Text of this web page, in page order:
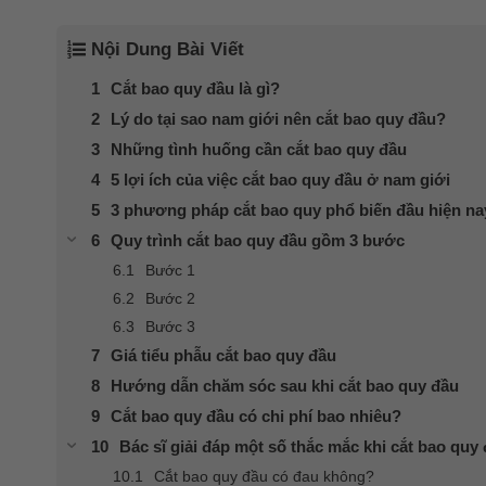
Nội Dung Bài Viết
Cắt bao quy đầu là gì?
Lý do tại sao nam giới nên cắt bao quy đầu?
Những tình huống cần cắt bao quy đầu
5 lợi ích của việc cắt bao quy đầu ở nam giới
3 phương pháp cắt bao quy phổ biến đầu hiện
Quy trình cắt bao quy đầu gồm 3 bước
Bước 1
Bước 2
Bước 3
Giá tiểu phẫu cắt bao quy đầu
Hướng dẫn chăm sóc sau khi cắt bao quy đầu
Cắt bao quy đầu có chi phí bao nhiêu?
Bác sĩ giải đáp một số thắc mắc khi cắt bao quy
Cắt bao quy đầu có đau không?